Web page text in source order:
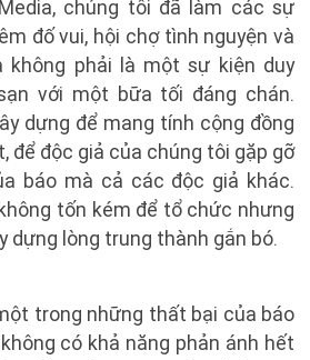
chúng tôi đã làm các sự
đố vui, hội chợ tình nguyện và
không phải là một sự kiện duy
với một bữa tối đáng chán.
dựng để mang tính cộng đồng
để độc giả của chúng tôi gặp gỡ
báo mà cả các độc giả khác.
tốn kém để tổ chức nhưng
dựng lòng trung thành gắn bó.
trong những thất bại của báo
có khả năng phản ánh hết